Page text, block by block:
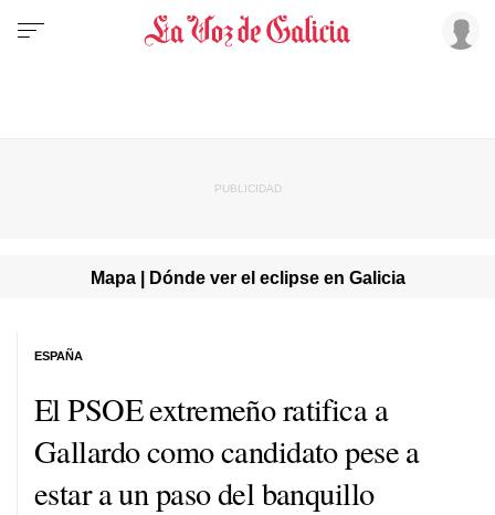
Mapa | Dónde ver el eclipse en Galicia
El PSOE extremeño ratifica a
Gallardo como candidato pese a
estar a un paso del banquillo
ESPAÑA